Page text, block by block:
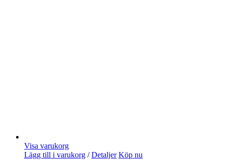
Visa varukorg
Lägg till i varukorg / Detaljer Köp nu